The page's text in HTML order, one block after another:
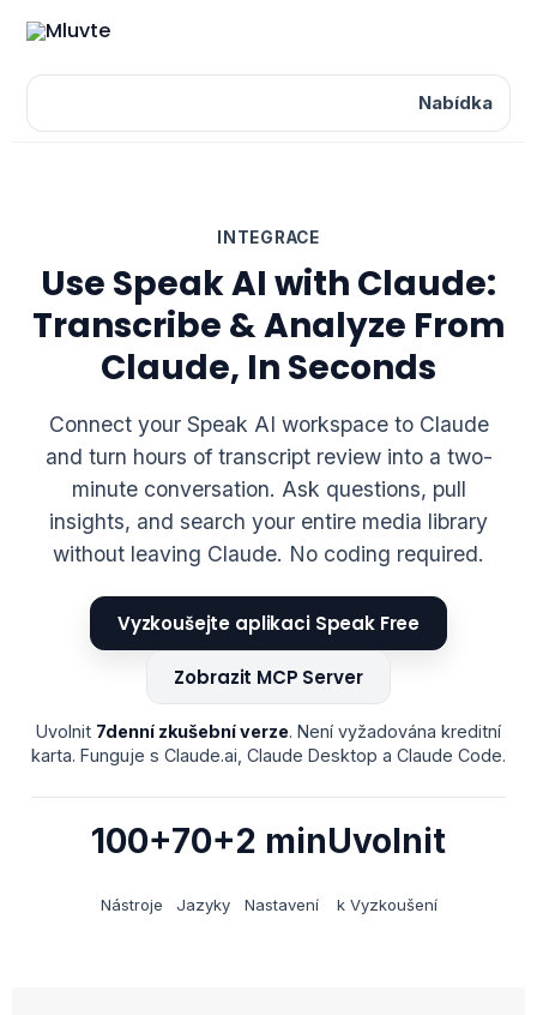
Nabídka
INTEGRACE
Use Speak AI with Claude:
Transcribe & Analyze From
Claude, In Seconds
Connect your Speak AI workspace to Claude
and turn hours of transcript review into a two-
minute conversation. Ask questions, pull
insights, and search your entire media library
without leaving Claude. No coding required.
Vyzkoušejte aplikaci Speak Free
Zobrazit MCP Server
Uvolnit 7denní zkušební verze. Není vyžadována kreditní
karta. Funguje s Claude.ai, Claude Desktop a Claude Code.
100+
Nástroje
70+
Jazyky
2 min
Nastavení
Uvolnit
k Vyzkoušení